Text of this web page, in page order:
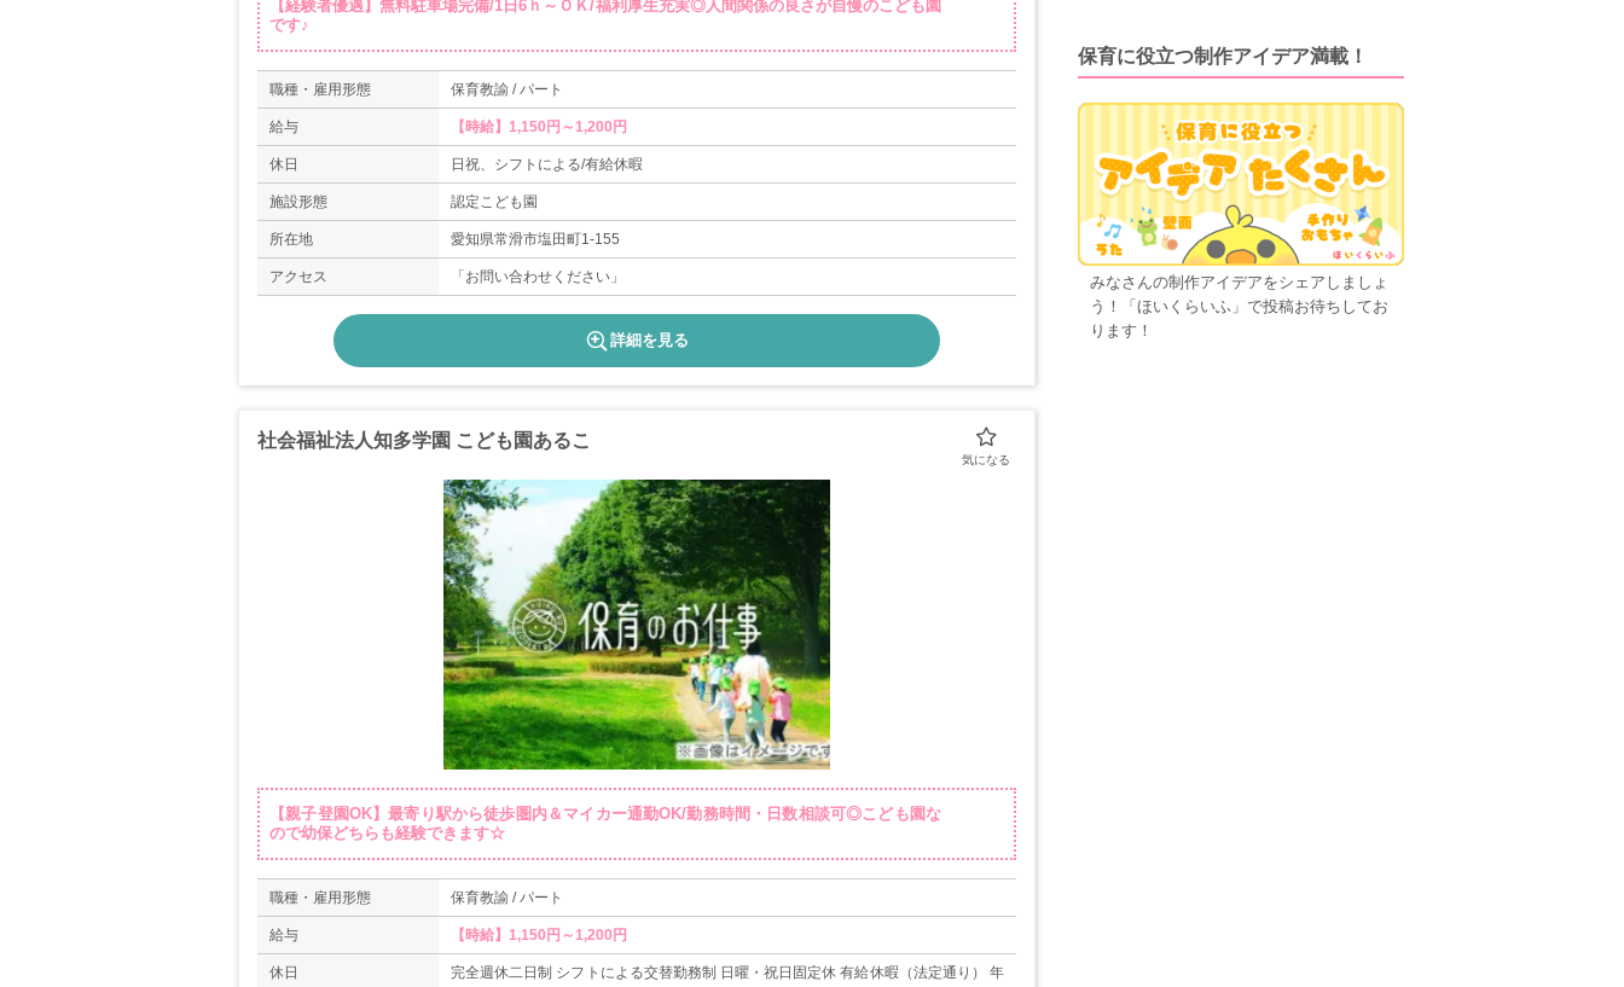
【経験者優遇】無料駐車場完備/1日6ｈ～ＯＫ/福利厚生充実◎人間関係の良さが自慢のこども園
です♪
職種・雇用形態 保育教諭 / パート
給与 【時給】1,150円～1,200円
休日 日祝、シフトによる/有給休暇
施設形態 認定こども園
所在地 愛知県常滑市塩田町1-155
アクセス 「お問い合わせください」
詳細を見る
社会福祉法人知多学園 こども園あるこ
【親子登園OK】最寄り駅から徒歩圏内＆マイカー通勤OK/勤務時間・日数相談可◎こども園な
ので幼保どちらも経験できます☆
職種・雇用形態 保育教諭 / パート
給与 【時給】1,150円～1,200円
休日
完全週休二日制 シフトによる交替勤務制 日曜・祝日固定休 有給休暇（法定通り） 年
保育に役立つ制作アイデア満載！
みなさんの制作アイデアをシェアしましょ
う！「ほいくらいふ」で投稿お待ちしてお
ります！